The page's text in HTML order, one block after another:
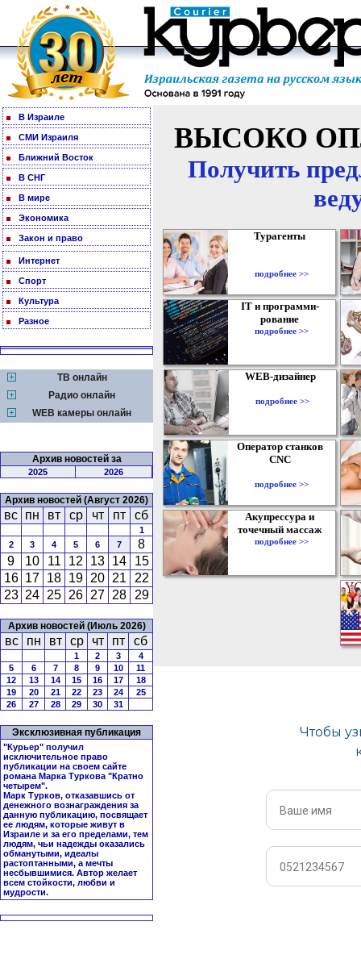
В Израиле
СМИ Израиля
Ближний Восток
В СНГ
В мире
Экономика
Закон и право
Интернет
Спорт
Культура
Разное
ТВ онлайн
Радио онлайн
WEB камеры онлайн
Архив новостей за
2025 2026
Архив новостей (Август 2026)
вс пн вт ср чт пт сб
1
2
3 4 5 6 7
8
9
10 11 12 13 14
15
16 17 18 19 20 21
22
23 24 25 26 27 28 29
Архив новостей (Июль 2026)
вс пн вт ср чт пт сб
1 2 3
4
5
6 7 8 9 10
11
12
13 14 15 16 17
18
19
20 21 22 23 24
25
26
27 28 29 30 31
Эксклюзивная публикация
"Курьер" получил
исключительное право
публикации на своем сайте
романа Марка Туркова "Кратно
четырем".
Марк Турков, отказавшись от
денежного вознаграждения за
данную публикацию, посвящает
ее людям, которые живут в
Израиле и за его пределами, тем
людям, чьи надежды оказались
обманутыми, идеалы
растоптанными, а мечты
несбывшимися. Автор желает
всем стойкости, любви и
мудрости.
ВЫСОКО
Получить
Турагенты
подробнее >>
IT и программи-
рование
подробнее >>
WEB-дизайнер
подробнее >>
Оператор станков
CNC
подробнее >>
Акупрессура и
точечный массаж
подробнее >>